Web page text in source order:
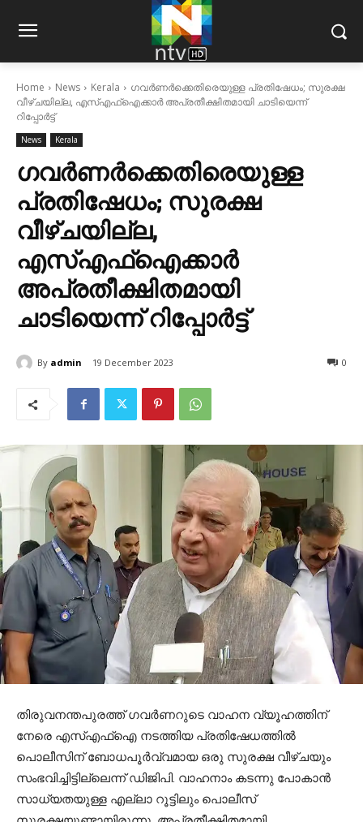
Home News Kerala
ഗവർണർക്കെതിരെയുള്ള പ്രതിഷേധം; സുരക്ഷ
വീഴ്ചയില്ല, എസ്എഫ്ഐക്കാ‍ർ അപ്രതീക്ഷിതമായി ചാടിയെന്ന്
റിപ്പോർട്ട്
News Kerala
ഗവർണർക്കെതിരെയുള്ള
പ്രതിഷേധം; സുരക്ഷ
വീഴ്ചയില്ല,
എസ്എഫ്ഐക്കാ‍ർ
അപ്രതീക്ഷിതമായി
ചാടിയെന്ന് റിപ്പോർട്ട്
By admin 19 December 2023 0
തിരുവനന്തപുരത്ത് ഗവർണറുടെ വാഹന വ്യൂഹത്തിന്
നേരെ എസ്എഫ്ഐ നടത്തിയ പ്രതിഷേധത്തിൽ
പൊലീസിന് ബോധപൂർവ്വമായ ഒരു സുരക്ഷ വീഴ്ചയും
സംഭവിച്ചിട്ടില്ലെന്ന് ഡിജിപി. വാഹനാം കടന്നു പോകാൻ
സാധ്യതയുള്ള എല്ലാ റൂട്ടിലും പൊലീസ്